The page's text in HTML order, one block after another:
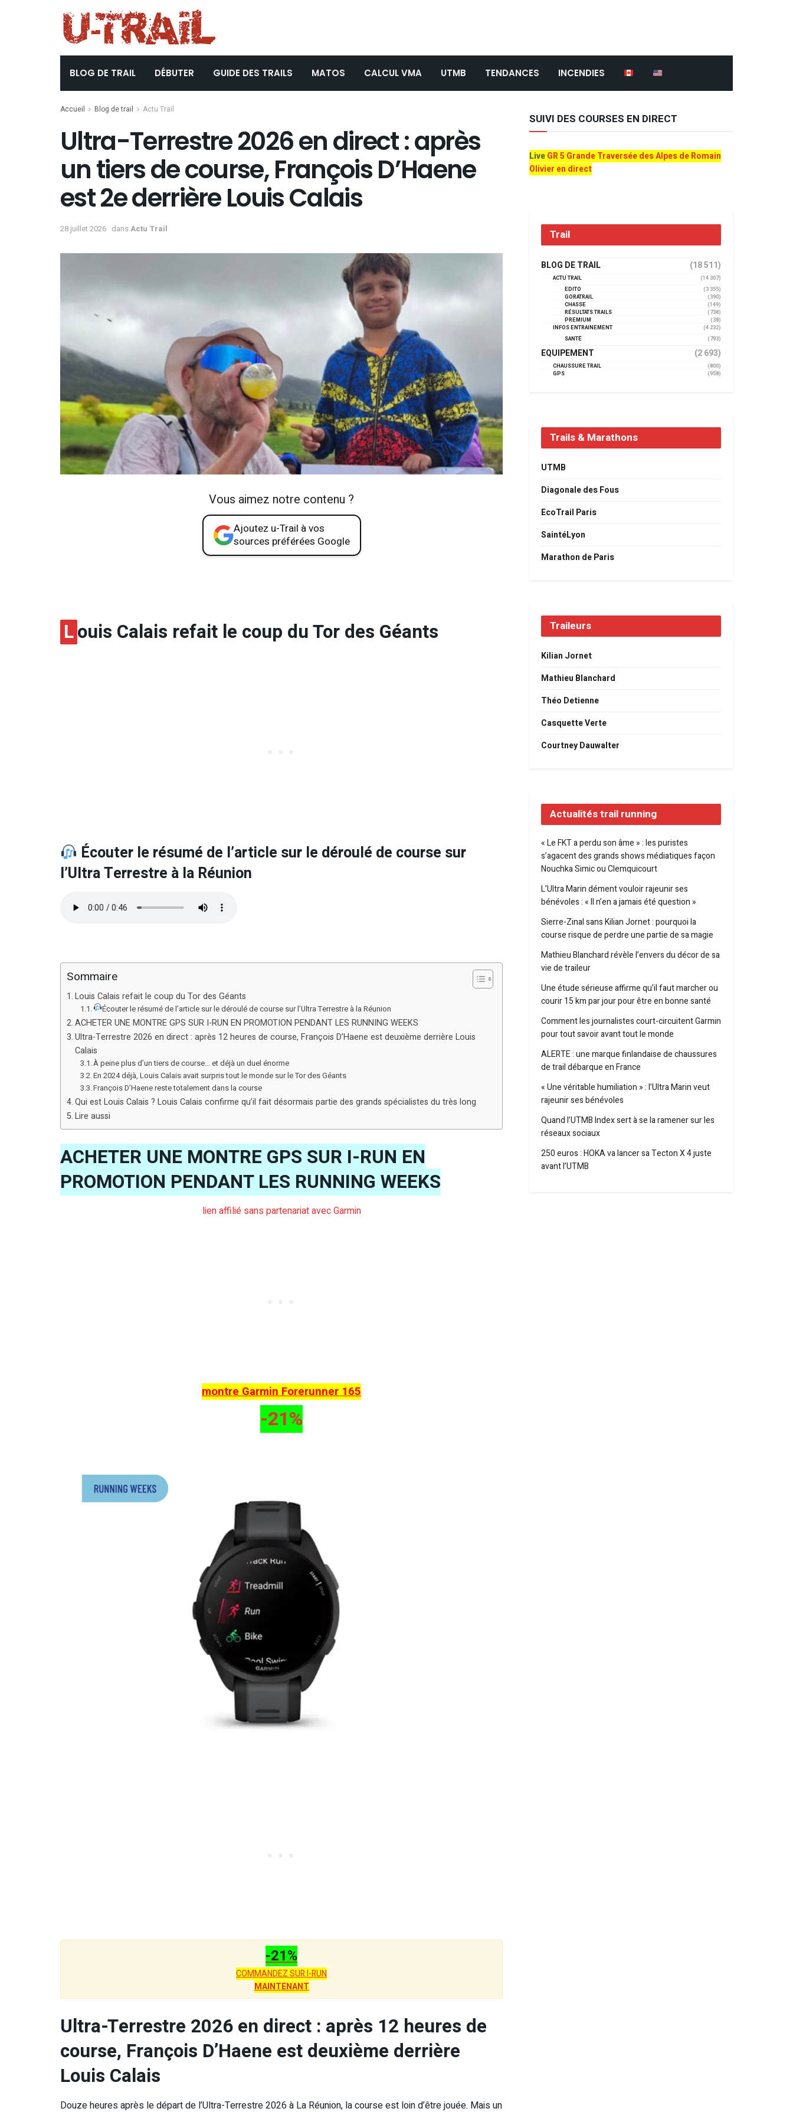
BLOG DE TRAIL DÉBUTER GUIDE DES TRAILS MATOS CALCUL VMA UTMB TENDANCES INCENDIES
Accueil Blog de trail Actu Trail
Ultra-Terrestre 2026 en direct : après
un tiers de course, François D’Haene
est 2e derrière Louis Calais
28 juillet 2026 dansActu Trail
Vous aimez notre contenu ?
Ajoutez u-Trail à vos
sources préférées Google
Louis Calais refait le coup du Tor des Géants
Écouter le résumé de l’article sur le déroulé de course sur
l’Ultra Terrestre à la Réunion
Sommaire
Louis Calais refait le coup du Tor des Géants
Écouter le résumé de l’article sur le déroulé de course sur l’Ultra Terrestre à la Réunion
ACHETER UNE MONTRE GPS SUR I-RUN EN PROMOTION PENDANT LES RUNNING WEEKS
Ultra-Terrestre 2026 en direct : après 12 heures de course, François D’Haene est deuxième derrière Louis
Calais
À peine plus d’un tiers de course… et déjà un duel énorme
En 2024 déjà, Louis Calais avait surpris tout le monde sur le Tor des Géants
François D’Haene reste totalement dans la course
Qui est Louis Calais ? Louis Calais confirme qu’il fait désormais partie des grands spécialistes du très long
Lire aussi
ACHETER UNE MONTRE GPS SUR I-RUN EN
PROMOTION PENDANT LES RUNNING WEEKS
lien affilié sans partenariat avec Garmin
montre Garmin Forerunner 165
-21%
-21%
COMMANDEZ SUR I-RUN
MAINTENANT
Ultra-Terrestre 2026 en direct : après 12 heures de
course, François D’Haene est deuxième derrière
Louis Calais
Douze heures après le départ de l’Ultra-Terrestre 2026 à La Réunion, la course est loin d’être jouée. Mais un
SUIVI DES COURSES EN DIRECT
LiveGR 5 Grande Traversée des Alpes de Romain
Olivier en direct
Trail
BLOG DE TRAIL (18 511)
ACTU TRAIL
(14 307)
EDITO
(3 355)
GORATRAIL
(390)
CHASSE
(149)
RÉSULTATS TRAILS
(738)
PREMIUM
(38)
INFOS ENTRAINEMENT
(4 232)
SANTÉ
(793)
EQUIPEMENT (2 693)
CHAUSSURE TRAIL
(800)
GPS
(958)
Trails & Marathons
UTMB
Diagonale des Fous
EcoTrail Paris
SaintéLyon
Marathon de Paris
Traileurs
Kilian Jornet
Mathieu Blanchard
Théo Detienne
Casquette Verte
Courtney Dauwalter
Actualités trail running
« Le FKT a perdu son âme » : les puristes
s’agacent des grands shows médiatiques façon
Nouchka Simic ou Clemquicourt
L’Ultra Marin dément vouloir rajeunir ses
bénévoles : « Il n’en a jamais été question »
Sierre-Zinal sans Kilian Jornet : pourquoi la
course risque de perdre une partie de sa magie
Mathieu Blanchard révèle l’envers du décor de sa
vie de traileur
Une étude sérieuse affirme qu’il faut marcher ou
courir 15 km par jour pour être en bonne santé
Comment les journalistes court-circuitent Garmin
pour tout savoir avant tout le monde
ALERTE : une marque finlandaise de chaussures
de trail débarque en France
« Une véritable humiliation » : l’Ultra Marin veut
rajeunir ses bénévoles
Quand l’UTMB Index sert à se la ramener sur les
réseaux sociaux
250 euros : HOKA va lancer sa Tecton X 4 juste
avant l’UTMB